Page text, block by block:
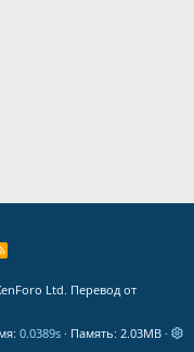
R
Ltd. Перевод от
0.0389s Память 2.03MB